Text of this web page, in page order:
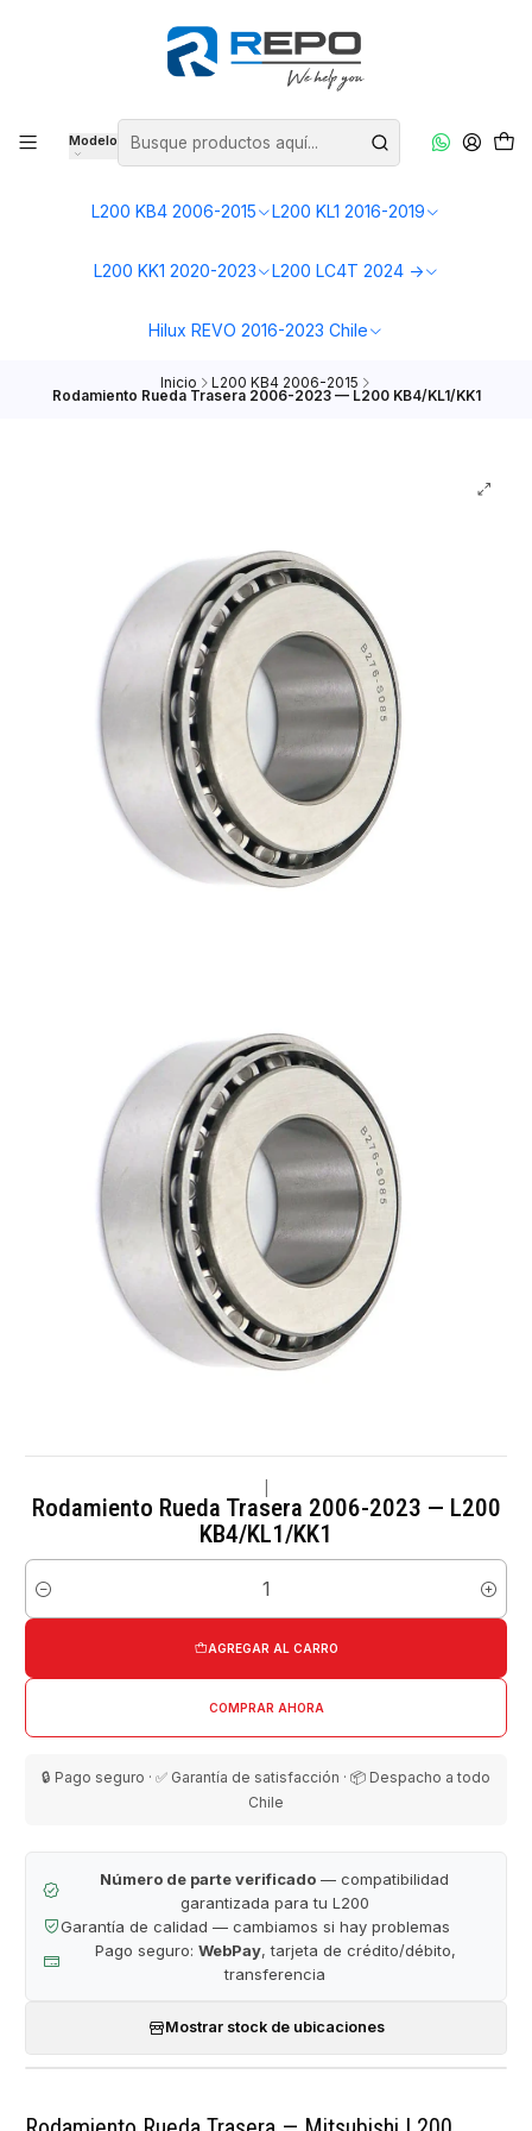
Modelo
L200 KB4 2006-2015 L200 KL1 2016-2019
L200 KK1 2020-2023 L200 LC4T 2024 ->
Hilux REVO 2016-2023 Chile
Inicio L200 KB4 2006-2015
Rodamiento Rueda Trasera 2006-2023 — L200 KB4/KL1/KK1
Rodamiento Rueda Trasera 2006-2023 — L200
KB4/KL1/KK1
Cantidad
AGREGAR AL CARRO
COMPRAR AHORA
🔒 Pago seguro · ✅ Garantía de satisfacción · 📦 Despacho a todo
Chile
Número de parte verificado — compatibilidad
garantizada para tu L200
Garantía de calidad — cambiamos si hay problemas
Pago seguro: WebPay, tarjeta de crédito/débito,
transferencia
Mostrar stock de ubicaciones